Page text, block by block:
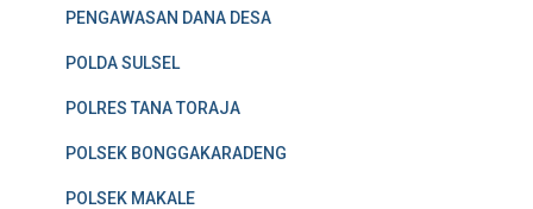
PENGAWASAN DANA DESA
POLDA SULSEL
POLRES TANA TORAJA
POLSEK BONGGAKARADENG
POLSEK MAKALE